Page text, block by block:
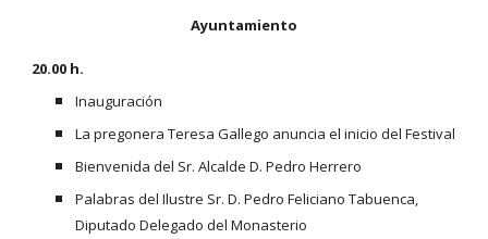
Ayuntamiento
20.00 h.
Inauguración
La pregonera Teresa Gallego anuncia el inicio del Festival
Bienvenida del Sr. Alcalde D. Pedro Herrero
Palabras del Ilustre Sr. D. Pedro Feliciano Tabuenca,
Diputado Delegado del Monasterio